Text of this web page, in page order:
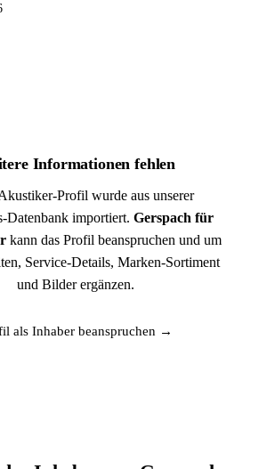
Informationen fehlen
Profil wurde aus unserer
Datenbank importiert. Gerspach für
kann das Profil beanspruchen und um
Service-Details, Marken-Sortiment
und Bilder ergänzen.
als Inhaber beanspruchen →